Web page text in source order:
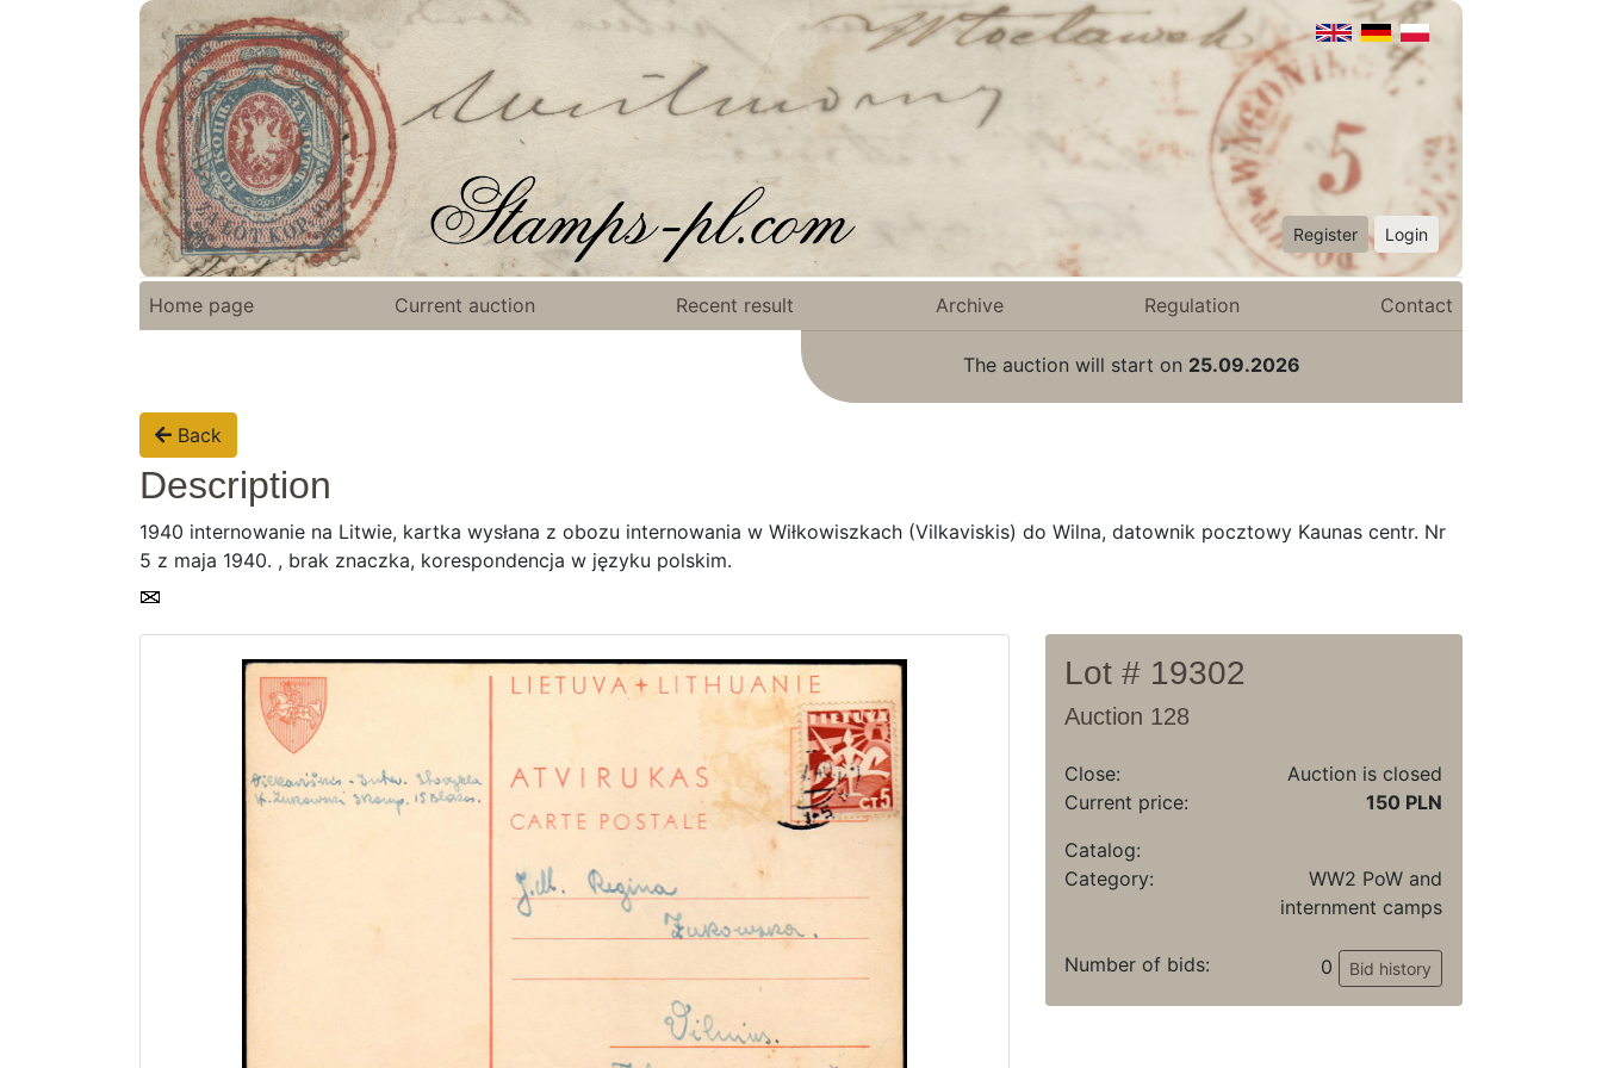
Register Login
Home page Current auction Recent result Archive Regulation Contact
The auction will start on 25.09.2026
Back
Description
1940 internowanie na Litwie, kartka wysłana z obozu internowania w Wiłkowiszkach (Vilkaviskis) do Wilna, datownik pocztowy Kaunas centr. Nr
5 z maja 1940. , brak znaczka, korespondencja w języku polskim.
Lot # 19302
Auction 128
Close:
Auction is closed
Current price:
150 PLN
Catalog:
Category:
WW2 PoW and
internment camps
Number of bids: 0 Bid history